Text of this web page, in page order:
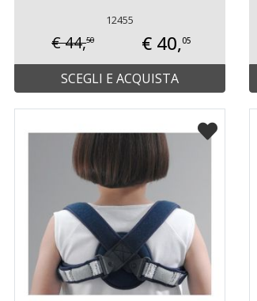
12455
€ 44,50 € 40,05
SCEGLI E ACQUISTA